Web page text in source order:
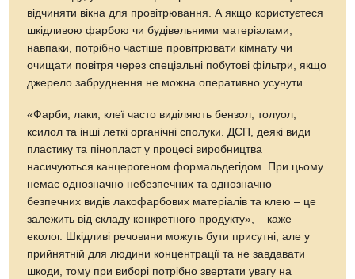
відчиняти вікна для провітрювання. А якщо користуєтеся
шкідливою фарбою чи будівельними матеріалами,
навпаки, потрібно частіше провітрювати кімнату чи
очищати повітря через спеціальні побутові фільтри, якщо
джерело забруднення не можна оперативно усунути.
«Фарби, лаки, клеї часто виділяють бензол, толуол,
ксилол та інші леткі органічні сполуки. ДСП, деякі види
пластику та пінопласт у процесі виробництва
насичуються канцерогеном формальдегідом. При цьому
немає однозначно небезпечних та однозначно
безпечних видів лакофарбових матеріалів та клею – це
залежить від складу конкретного продукту», – каже
еколог. Шкідливі речовини можуть бути присутні, але у
прийнятній для людини концентрації та не завдавати
шкоди, тому при виборі потрібно звертати увагу на